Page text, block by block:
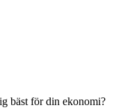
bäst för din ekonomi?